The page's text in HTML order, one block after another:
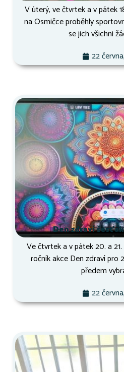
V úterý, ve čtvrtek a v pátek
na Osmičce proběhly
se jich všichni
22
Den zdraví
Ve čtvrtek a v pátek 20. a
ročník akce Den zdraví pro
předem
22